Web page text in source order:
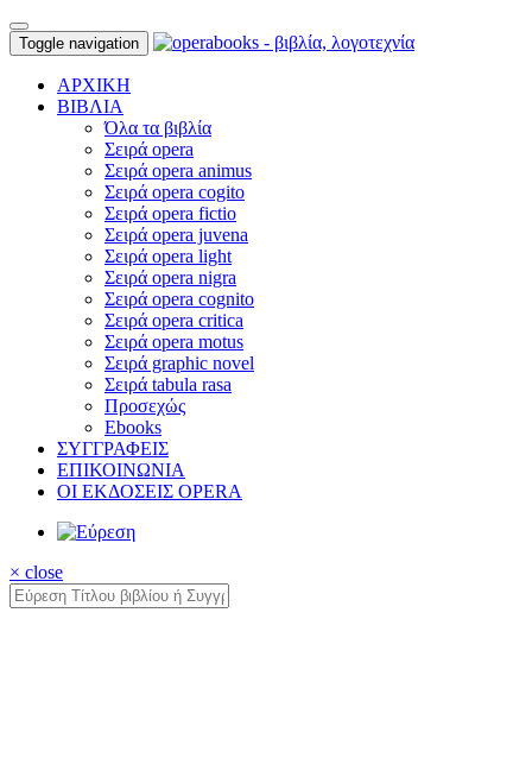
Toggle navigation
ΑΡΧΙΚΗ
ΒΙΒΛΙΑ
Όλα τα βιβλία
Σειρά opera
Σειρά opera animus
Σειρά opera cogito
Σειρά opera fictio
Σειρά opera juvena
Σειρά opera light
Σειρά opera nigra
Σειρά opera cognito
Σειρά opera critica
Σειρά opera motus
Σειρά graphic novel
Σειρά tabula rasa
Προσεχώς
Ebooks
ΣΥΓΓΡΑΦΕΙΣ
ΕΠΙΚΟΙΝΩΝΙΑ
ΟΙ ΕΚΔΟΣΕΙΣ OPERA
× close